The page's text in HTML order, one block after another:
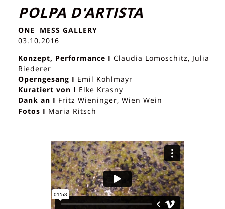
POLPA D'ARTISTA
ONE MESS GALLERY
03.10.2016
Konzept, Performance I Claudia Lomoschitz, Julia
Riederer
Operngesang I Emil Kohlmayr
Kuratiert von I Elke Krasny
Dank an I Fritz Wieninger, Wien Wein
Fotos I Maria Ritsch